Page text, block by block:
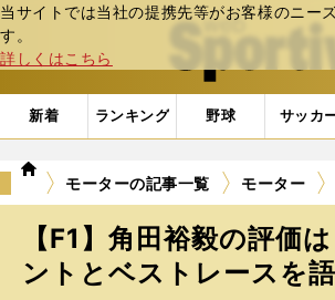
当サイトでは当社の提携先等がお客様のニー
す。
詳しくはこちら
web Sportiva (webスポルティーバ)
新着 ランキング 野球 サッカ
we
ル
テ
モーターの記事一覧 モーター
【F1】角田裕毅の評価
ントとベストレースを